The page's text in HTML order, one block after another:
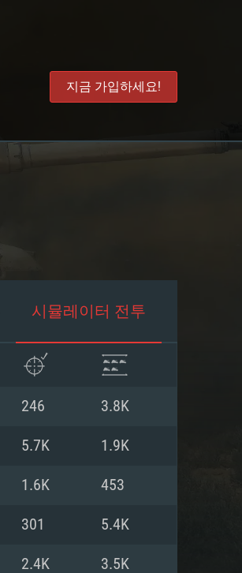
지금 가입하세요!
시뮬레이터 전투
246 3.8K
5.7K 1.9K
1.6K 453
301 5.4K
2.4K 3.5K